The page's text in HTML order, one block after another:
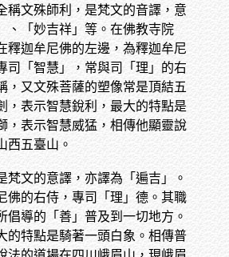
稱文殊師利，是梵文的音譯，意
、「妙吉祥」等。在佛教寺院
釋迦牟尼佛的左邊，為釋迦牟尼
司「智慧」，常與司「理」的右
，又文殊菩薩的塑像常是頂結五
，表示智慧銳利，最大的特點是
，表示智慧威猛，相傳他顯靈說
西五臺山。
梵文的意譯，亦譯為「遍吉」。
佛的右侍，專司「理」德。其職
倡導的「善」普及到一切地方。
的特點是騎著一頭白象。相傳普